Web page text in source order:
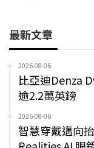
最新文章
2026-08-06
比亞迪Denza
逾2.2萬英鎊
2026-08-06
智慧穿戴邁向